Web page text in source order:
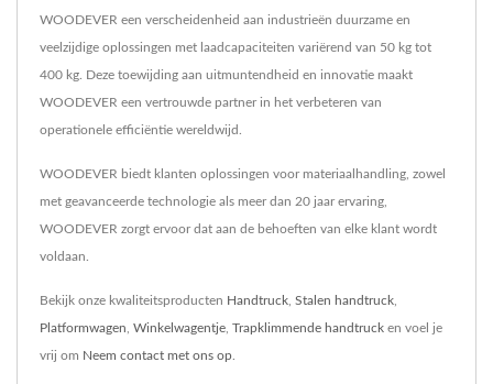
WOODEVER een verscheidenheid aan industrieën duurzame en
veelzijdige oplossingen met laadcapaciteiten variërend van 50 kg tot
400 kg. Deze toewijding aan uitmuntendheid en innovatie maakt
WOODEVER een vertrouwde partner in het verbeteren van
operationele efficiëntie wereldwijd.
WOODEVER biedt klanten oplossingen voor materiaalhandling, zowel
met geavanceerde technologie als meer dan 20 jaar ervaring,
WOODEVER zorgt ervoor dat aan de behoeften van elke klant wordt
voldaan.
Bekijk onze kwaliteitsproducten Handtruck Stalen handtruck
Platformwagen Winkelwagentje Trapklimmende handtruck en voel je
vrij om Neem contact met ons op